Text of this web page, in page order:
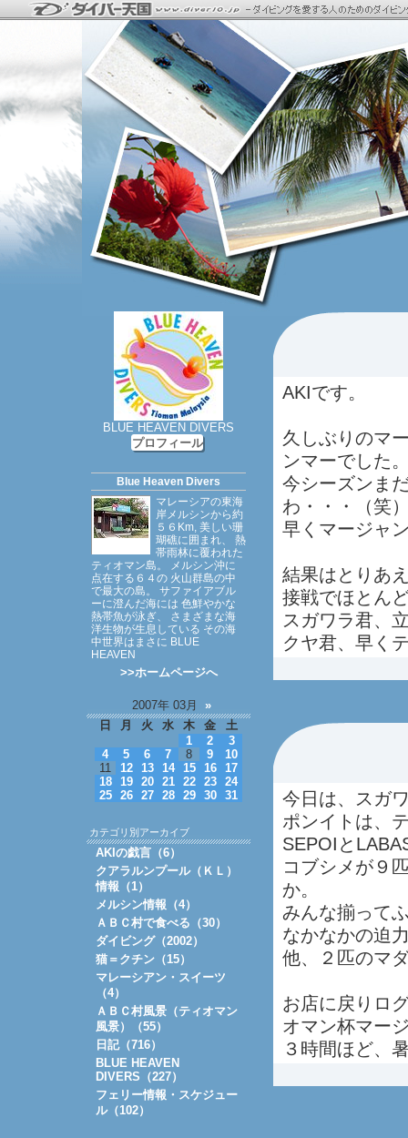
AKIです。
久しぶりのマ
ンマーでした
今シーズンま
わ・・・（笑
早くマージャ
結果はとりあ
接戦でほとん
スガワラ君、
クヤ君、早く
今日は、スガ
ポンイトは、
SEPOIと
コブシメが９
か。
みんな揃って
なかなかの迫
他、２匹のマ
お店に戻りロ
オマン杯マー
３時間ほど、
BLUE HEAVEN DIVERS
プロフィール
Blue Heaven Divers
マレーシアの東海
岸メルシンから約
５６Km, 美しい珊
瑚礁に囲まれ、 熱
帯雨林に覆われた
ティオマン島。 メルシン沖に
点在する６４の 火山群島の中
で最大の島。 サファイアブル
ーに澄んだ海には 色鮮やかな
熱帯魚が泳ぎ、 さまざまな海
洋生物が生息している その海
中世界はまさに BLUE
HEAVEN
>>ホームページへ
2007年 03月 »
日
月 火 水 木 金
土
1
2
3
4
5 6 7 8 9
10
11
12 13 14 15 16
17
18
19 20 21 22 23
24
25
26 27 28 29 30 31
カテゴリ別アーカイブ
AKIの戯言（6）
クアラルンプール（ＫＬ）
情報（1）
メルシン情報（4）
ＡＢＣ村で食べる（30）
ダイビング（2002）
猫＝クチン（15）
マレーシアン・スイーツ
（4）
ＡＢＣ村風景（ティオマン
風景）（55）
日記（716）
BLUE HEAVEN
DIVERS（227）
フェリー情報・スケジュー
ル（102）